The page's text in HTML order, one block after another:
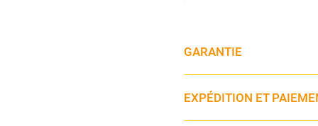
・ Minimum 3,5 kg max 15
GARANTIE
EXPÉDITION ET